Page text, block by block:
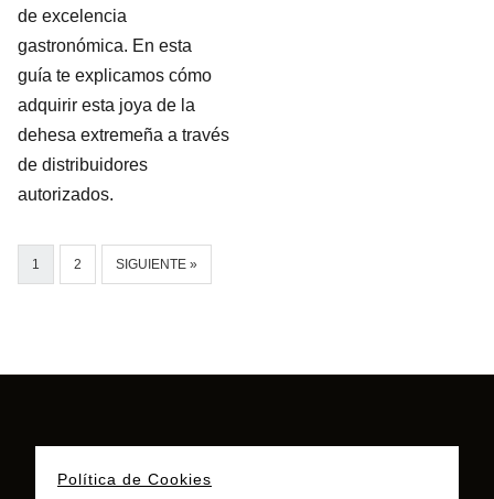
de excelencia
gastronómica. En esta
guía te explicamos cómo
adquirir esta joya de la
dehesa extremeña a través
de distribuidores
autorizados.
1 2 SIGUIENTE »
Política de Cookies